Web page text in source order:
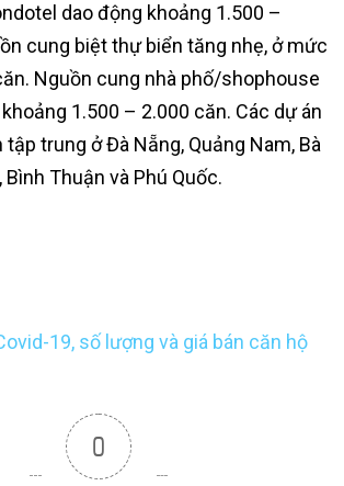
dao động khoảng 1.500 –
cung biệt thự biển tăng nhẹ, ở mức
Nguồn cung nhà phố/shophouse
1.500 – 2.000 căn. Các dự án
trung ở Đà Nẵng, Quảng Nam, Bà
Bình Thuận và Phú Quốc.
19, số lượng và giá bán căn hộ
0